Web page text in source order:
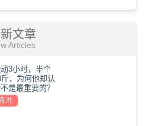
文章
Articles
3小时，半个
，为何他却认
是最重要的？
讯